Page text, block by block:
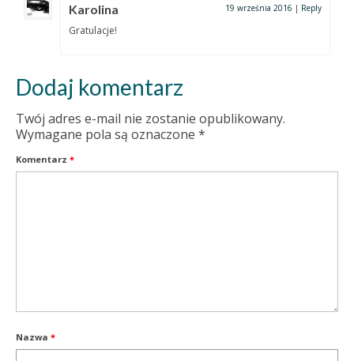
Karolina 19 września 2016 | Reply
Gratulacje!
Dodaj komentarz
Twój adres e-mail nie zostanie opublikowany.
Wymagane pola są oznaczone *
Komentarz *
Nazwa *